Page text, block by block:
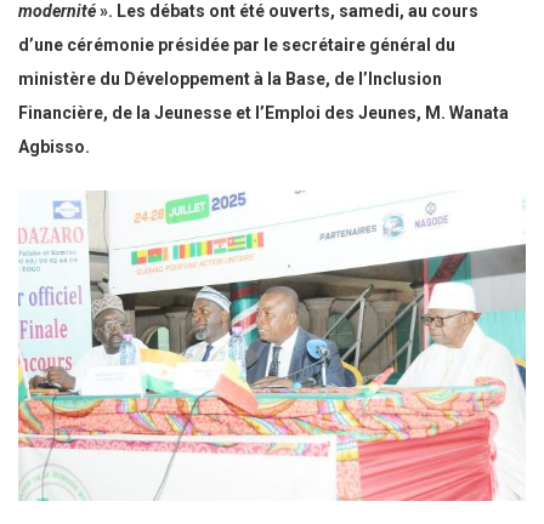
modernité». Les débats ont été ouverts, samedi, au cours
d’une cérémonie présidée par le secrétaire général du
ministère du Développement à la Base, de l’Inclusion
Financière, de la Jeunesse et l’Emploi des Jeunes, M. Wanata
Agbisso.